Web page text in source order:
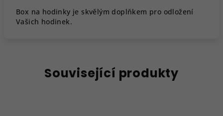
Box na hodinky je skvělým doplňkem pro odložení
Vašich hodinek.
Související produkty